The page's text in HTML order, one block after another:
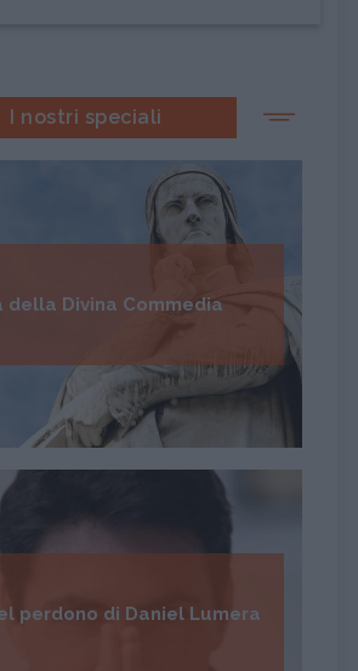
I nostri speciali
della Divina Commedia
perdono di Daniel Lumera